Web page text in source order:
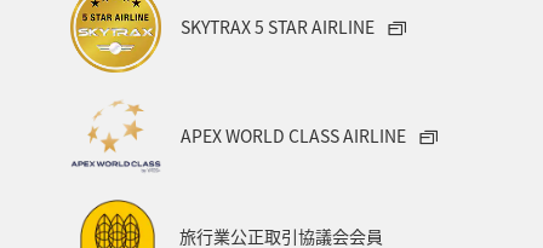
SKYTRAX 5 STAR AIRLINE
APEX WORLD CLASS AIRLINE
旅行業公正取引協議会会員